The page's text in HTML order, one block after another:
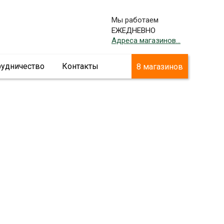
Мы работаем
ЕЖЕДНЕВНО
Адреса магазинов...
Контакты 8 магазинов